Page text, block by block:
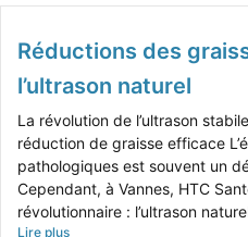
Réductions des
l’ultrason naturel
La révolution de l’ultrason
réduction de graisse efficace
pathologiques est souvent un
Cependant, à Vannes, HTC
révolutionnaire : l’ultrason
Lire plus